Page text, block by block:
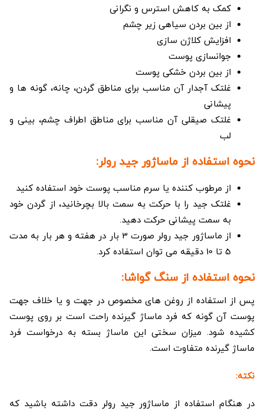
کمک به کاهش استرس و نگرانی
از بین بردن سیاهی زیر چشم
افزایش کلاژن سازی
جوانسازی پوست
از بین بردن خشکی پوست
غلتک آجدار آن مناسب برای مناطق گردن، چانه، گونه ها و
پیشانی
غلتک صیقلی آن مناسب برای مناطق اطراف چشم، بینی و
لب
نحوه استفاده از ماساژور جید رولر:
از مرطوب کننده یا سرم مناسب پوست خود استفاده کنید
غلتک جید را با حرکت به سمت بالا بچرخانید، از گردن خود
به سمت پیشانی حرکت دهید.
از ماساژور جید رولر صورت 3 بار در هفته و هر بار به مدت
5 تا 10 دقیقه می توان استفاده کرد.
نحوه استفاده از سنگ گواشا:
پس از استفاده از روغن های مخصوص در جهت و یا خلاف جهت
پوست آن گونه که فرد ماساژ گیرنده راحت است بر روی پوست
کشیده شود. میزان سختی این ماساژ بسته به درخواست فرد
ماساژ گیرنده متفاوت است.
نکته:
در هنگام استفاده از ماساژور جید رولر دقت داشته باشید که